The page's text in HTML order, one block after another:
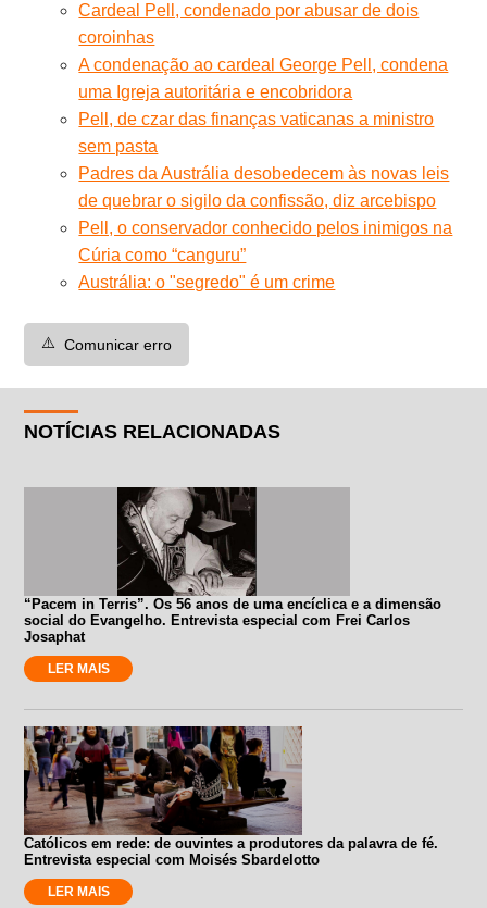
Cardeal Pell, condenado por abusar de dois
coroinhas
A condenação ao cardeal George Pell, condena
uma Igreja autoritária e encobridora
Pell, de czar das finanças vaticanas a ministro
sem pasta
Padres da Austrália desobedecem às novas leis
de quebrar o sigilo da confissão, diz arcebispo
Pell, o conservador conhecido pelos inimigos na
Cúria como “canguru”
Austrália: o "segredo" é um crime
⚠️ Comunicar erro
NOTÍCIAS RELACIONADAS
“Pacem in Terris”. Os 56 anos de uma encíclica e a dimensão
social do Evangelho. Entrevista especial com Frei Carlos
Josaphat
LER MAIS
Católicos em rede: de ouvintes a produtores da palavra de fé.
Entrevista especial com Moisés Sbardelotto
LER MAIS